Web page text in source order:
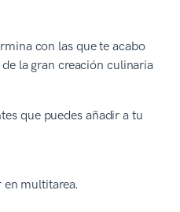
con las que te acabo
la gran creación culinaria
que puedes añadir a tu
en multitarea.